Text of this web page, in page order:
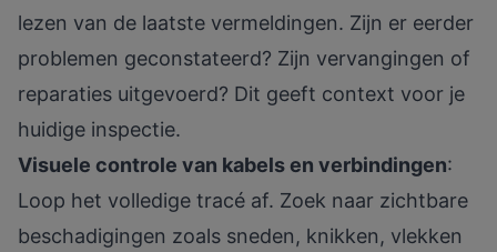
lezen van de laatste vermeldingen. Zijn er eerder
problemen geconstateerd? Zijn vervangingen of
reparaties uitgevoerd? Dit geeft context voor je
huidige inspectie.
Visuele controle van kabels en verbindingen:
Loop het volledige tracé af. Zoek naar zichtbare
beschadigingen zoals sneden, knikken, vlekken